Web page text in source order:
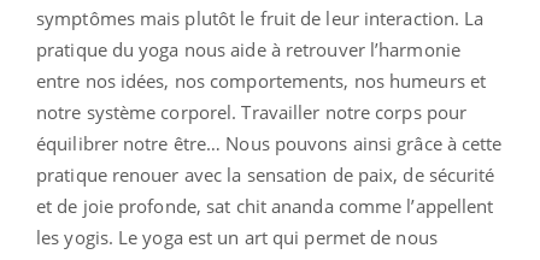
symptômes mais plutôt le fruit de leur interaction. La
pratique du yoga nous aide à retrouver l’harmonie
entre nos idées, nos comportements, nos humeurs et
notre système corporel. Travailler notre corps pour
équilibrer notre être… Nous pouvons ainsi grâce à cette
pratique renouer avec la sensation de paix, de sécurité
et de joie profonde, sat chit ananda comme l’appellent
les yogis. Le yoga est un art qui permet de nous